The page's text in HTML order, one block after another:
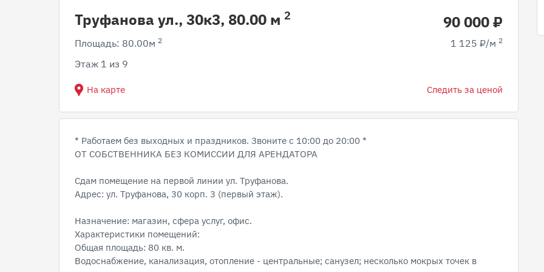
Труфанова ул., 30к3, 80.00 м 2 90 000 ₽
Площадь: 80.00м 2
Этаж 1 из 9
1 125 ₽/м 2
На карте Следить за ценой
* Работаем без выходных и праздников. Звоните с 10:00 до 20:00 *
ОТ СОБСТВЕННИКА БЕЗ КОМИССИИ ДЛЯ АРЕНДАТОРА
Сдам помещение на первой линии ул. Труфанова.
Адрес: ул. Труфанова, 30 корп. 3 (первый этаж).
Назначение: магазин, сфера услуг, офис.
Характеристики помещений:
Общая площадь: 80 кв. м.
Водоснабжение, канализация, отопление - центральные; санузел; несколько мокрых точек в